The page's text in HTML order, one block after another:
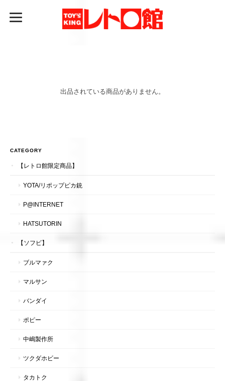
出品されている商品がありません。
CATEGORY
【レトロ館限定商品】
YOTA/リポップピカ銃
P@INTERNET
HATSUTORIN
【ソフビ】
ブルマァク
マルサン
バンダイ
ポピー
中嶋製作所
ツクダホビー
タカトク